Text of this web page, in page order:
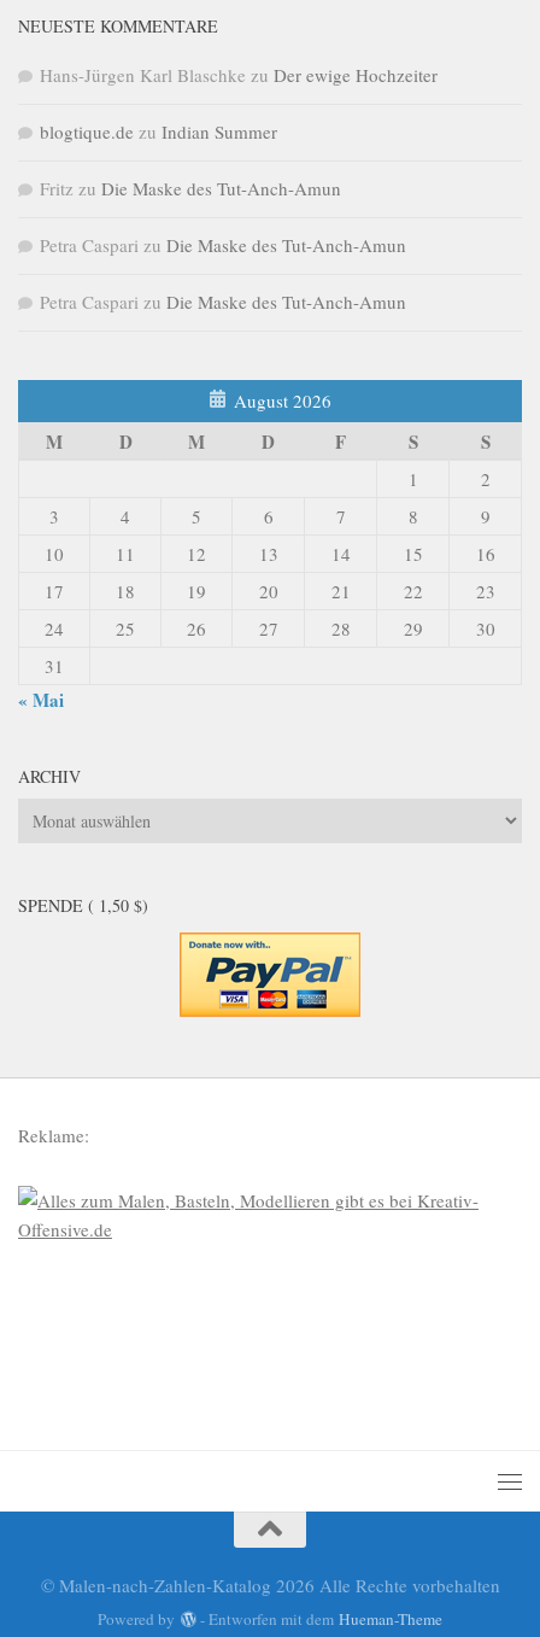
NEUESTE KOMMENTARE
Hans-Jürgen Karl Blaschke zu Der ewige Hochzeiter
blogtique.de zu Indian Summer
Fritz zu Die Maske des Tut-Anch-Amun
Petra Caspari zu Die Maske des Tut-Anch-Amun
Petra Caspari zu Die Maske des Tut-Anch-Amun
August 2026
M D M D F S S
1
2
3
4 5 6 7 8
9
10
11 12 13 14 15
16
17
18 19 20 21 22
23
24
25 26 27 28 29
30
31
« Mai
ARCHIV
Archiv
SPENDE ( 1,50 $)
Reklame:
© Malen-nach-Zahlen-Katalog 2026 Alle Rechte vorbehalten
Powered by - Entworfen mit dem Hueman-Theme